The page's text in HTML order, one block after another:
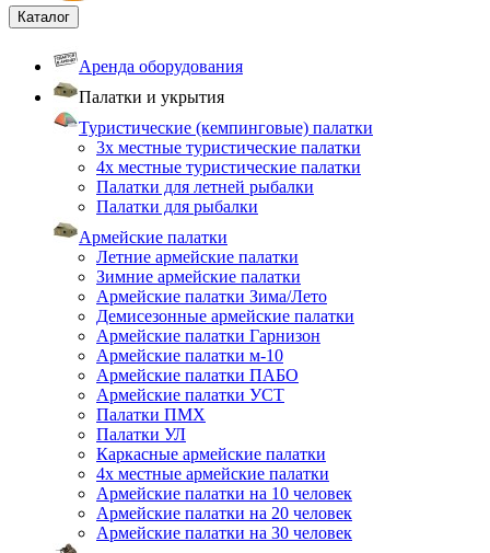
Каталог
Аренда оборудования
Палатки и укрытия
Туристические (кемпинговые) палатки
3х местные туристические палатки
4х местные туристические палатки
Палатки для летней рыбалки
Палатки для рыбалки
Армейские палатки
Летние армейские палатки
Зимние армейские палатки
Армейские палатки Зима/Лето
Демисезонные армейские палатки
Армейские палатки Гарнизон
Армейские палатки м-10
Армейские палатки ПАБО
Армейские палатки УСТ
Палатки ПМХ
Палатки УЛ
Каркасные армейские палатки
4х местные армейские палатки
Армейские палатки на 10 человек
Армейские палатки на 20 человек
Армейские палатки на 30 человек